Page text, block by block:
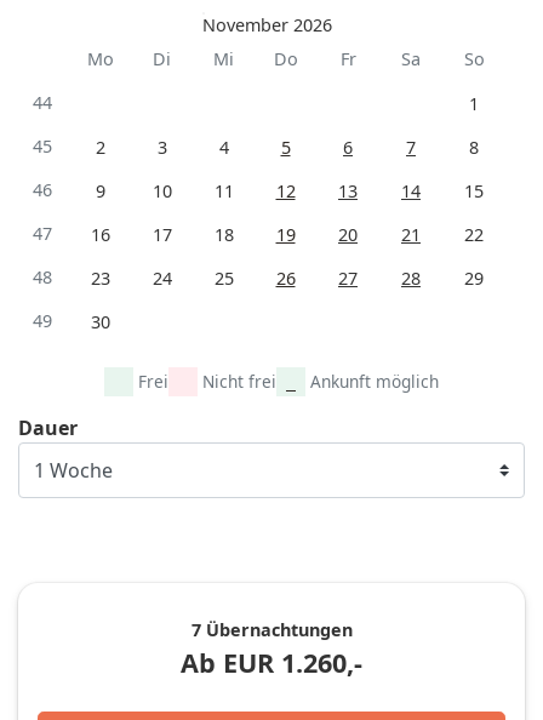
November 2026
Mo
Di Mi Do Fr Sa
So
44
1
45
2 3 4 5 6 7
8
46
9 10 11 12 13 14
15
47
16 17 18 19 20 21
22
48
23 24 25 26 27 28
29
49
30
Frei Nicht frei Ankunft möglich
Dauer
7 Übernachtungen
Ab EUR 1.260,-